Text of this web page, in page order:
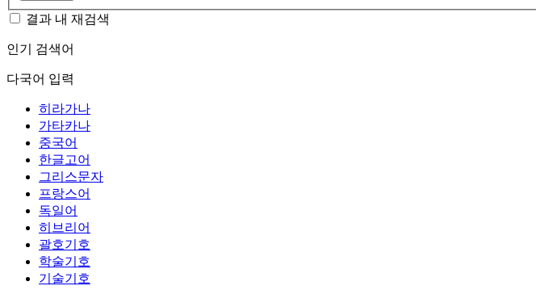
결과 내 재검색
인기 검색어
다국어 입력
히라가나
가타카나
중국어
한글고어
그리스문자
프랑스어
독일어
히브리어
괄호기호
학술기호
기술기호